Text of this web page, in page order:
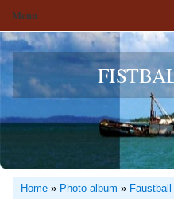
Home » Photo album »
Menu